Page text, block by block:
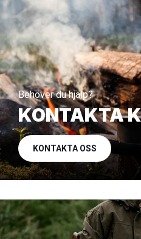
Behöver du hjälp?
KONTAKTA
KONTAKTA OSS